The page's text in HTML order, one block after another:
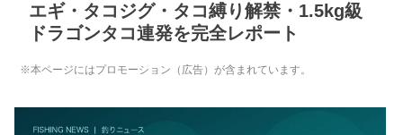
エギ・タコジグ・タコ縛り解禁・1.5kg級
ドラゴンタコ連発を完全レポート
※本ページにはプロモーション（広告）が含まれています。